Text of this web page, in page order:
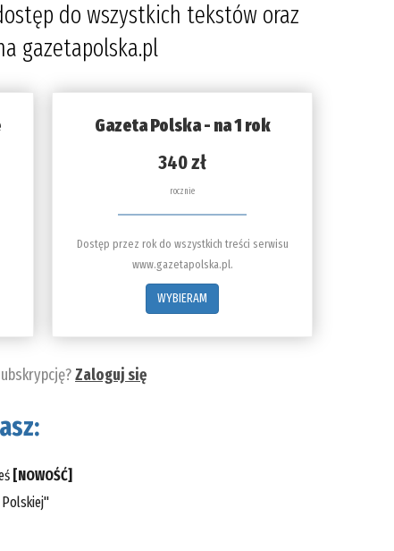
do wszystkich tekstów oraz
gazetapolska.pl
Gazeta Polska - na 1 rok
340 zł
rocznie
Dostęp przez rok do wszystkich treści serwisu
www.gazetapolska.pl.
WYBIERAM
Zaloguj się
[NOWOŚĆ]
Polskiej"